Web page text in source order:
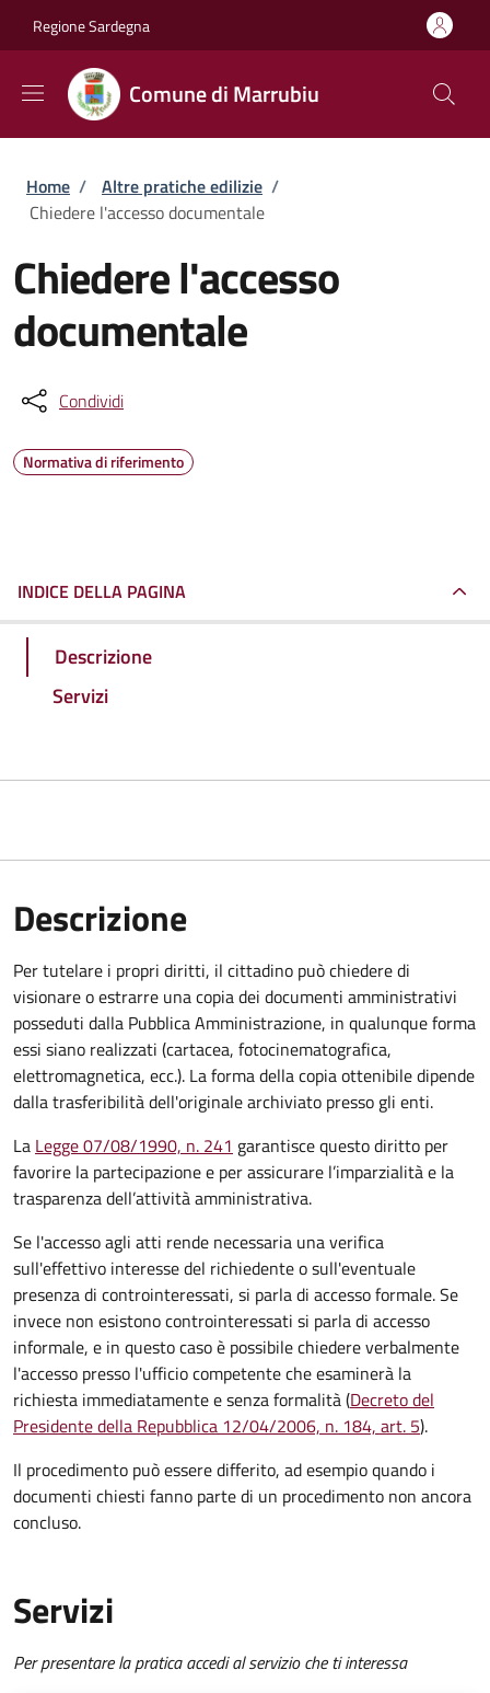
Regione Sardegna
Comune di Marrubiu
Briciole di pane
Home / Altre pratiche edilizie /
Chiedere l'accesso documentale
Chiedere l'accesso
documentale
Condividi
Normativa di riferimento
INDICE DELLA PAGINA
Descrizione
Servizi
Descrizione
Per tutelare i propri diritti, il cittadino può chiedere di
visionare o estrarre una copia dei documenti amministrativi
posseduti dalla Pubblica Amministrazione, in qualunque forma
essi siano realizzati (cartacea, fotocinematografica,
elettromagnetica, ecc.). La forma della copia ottenibile dipende
dalla trasferibilità dell'originale archiviato presso gli enti.
La Legge 07/08/1990, n. 241 garantisce questo diritto per
favorire la partecipazione e per assicurare l’imparzialità e la
trasparenza dell’attività amministrativa.
Se l'accesso agli atti rende necessaria una verifica
sull'effettivo interesse del richiedente o sull'eventuale
presenza di controinteressati, si parla di accesso formale. Se
invece non esistono controinteressati si parla di accesso
informale, e in questo caso è possibile chiedere verbalmente
l'accesso presso l'ufficio competente che esaminerà la
richiesta immediatamente e senza formalità (Decreto del
Presidente della Repubblica 12/04/2006, n. 184, art. 5).
Il procedimento può essere differito, ad esempio quando i
documenti chiesti fanno parte di un procedimento non ancora
concluso.
Servizi
Per presentare la pratica accedi al servizio che ti interessa